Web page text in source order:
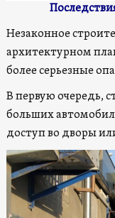
Незаконное
архитектурном
более серьезные
В первую очередь,
больших
доступ во дворы